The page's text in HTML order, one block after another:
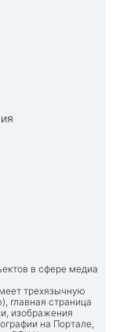
в сфере медиа
трехязычную
главная страница
изображения
на Портале,